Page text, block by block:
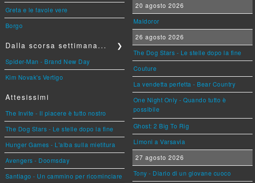
Greta e le favole vere
Borgo
Dalla scorsa settimana... ❯
Spider-Man - Brand New Day
Kim Novak's Vertigo
Attesissimi
The Invite - Il piacere è tutto nostro
The Dog Stars - Le stelle dopo la fine
Hunger Games - L'alba sulla mietitura
Avengers - Doomsday
Santiago - Un cammino per ricominciare
20 agosto 2026
Maldoror
26 agosto 2026
The Dog Stars - Le stelle dopo la fine
Couture
La vendetta perfetta - Bear Country
One Night Only - Quando tutto è
possibile
Ghost: 2 Big To Rig
Limoni a Varsavia
27 agosto 2026
Tony - Diario di un giovane cuoco